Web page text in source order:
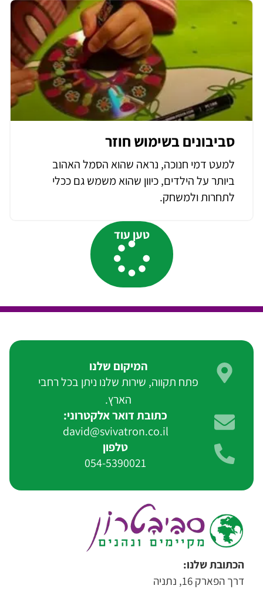
סביבונים בשימוש חוזר
למעט דמי חנוכה, נראה שהוא הסמל האהוב
ביותר על הילדים, כיוון שהוא משמש גם ככלי
לתחרות ולמשחק.
טען עוד
המיקום שלנו
פתח תקווה, שירות שלנו ניתן בכל רחבי
הארץ.
כתובת דואר אלקטרוני:
david@svivatron.co.il
טלפון
054-5390021
הכתובת שלנו:
דרך הפארק 16, נתניה